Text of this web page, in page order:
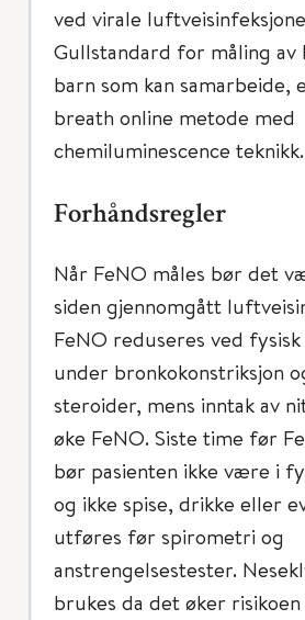
ved virale
Gullstandard for måling av
barn som kan samarbeide,
breath online metode med
chemiluminescence teknikk.
Forhåndsregler
Når FeNO måles bør det
siden gjennomgått
FeNO reduseres ved
under bronkokonstriksjon
steroider, mens inntak av
øke FeNO. Siste time før
bør pasienten ikke være i
og ikke spise, drikke eller
utføres før spirometri og
anstrengelsestester.
brukes da det øker